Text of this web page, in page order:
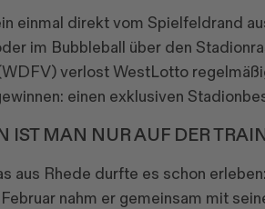
einmal direkt vom Spielfeldrand
im Bubbleball über den
verlost WestLotto
einen exklusiven
IST MAN NUR AUF DER
aus Rhede durfte es schon
Februar nahm er gemeinsam mit